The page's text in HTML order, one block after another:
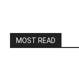
MOST READ